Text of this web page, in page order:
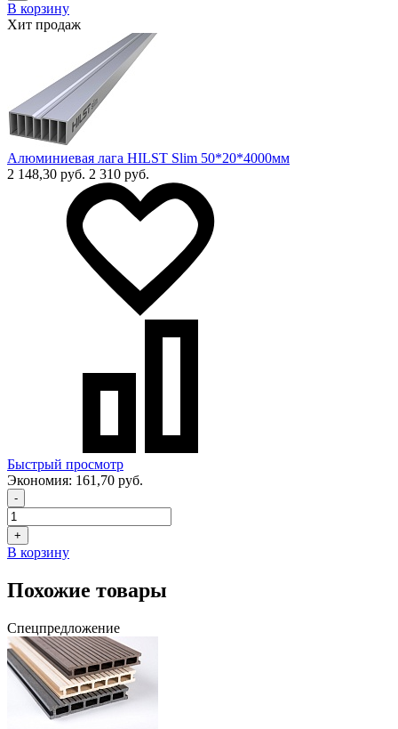
В корзину
Хит продаж
Алюминиевая лага HILST Slim 50*20*4000мм
2 148,30 руб. 2 310 руб.
Быстрый просмотр
Экономия: 161,70 руб.
-
+
В корзину
Похожие товары
Спецпредложение